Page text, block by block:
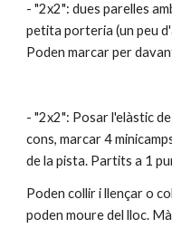
- "2x2": dues parelles
petita porteria (un peu
Poden marcar per
- "2x2": Posar l'elàstic
cons, marcar 4
de la pista. Partits a 1
Poden collir i llençar o
poden moure del lloc.